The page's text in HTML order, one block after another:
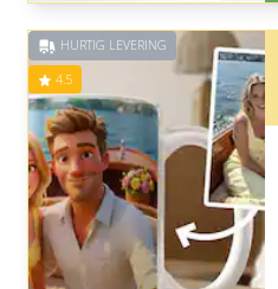
HURTIG LEVERING
4.5